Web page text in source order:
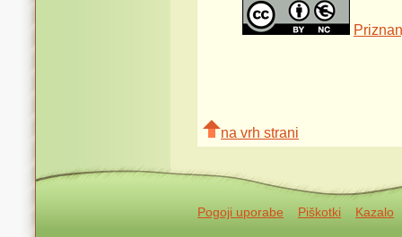
na vrh strani
Pogoji uporabe Piškotki Kazalo